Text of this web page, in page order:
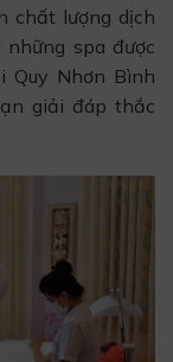
chất lượng dịch
spa được
Quy Nhơn Bình
giải đáp thắc